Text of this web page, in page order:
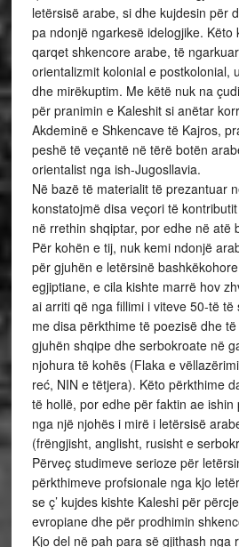
letërsisë arabe, si dhe kujdesin për
pa ndonjë ngarkesë idelogjike. Këto
qarqet shkencore arabe, të
orientalizmit kolonial e postkolonial,
dhe mirëkuptim. Me këtë nuk na
për pranimin e Kaleshit si anëtar
Akdeminë e Shkencave të Kajros,
peshë të veçantë në tërë botën
orientalist nga ish-Jugosllavia.
Në bazë të materialit të prezantuar
konstatojmë disa veçori të
në rrethin shqiptar, por edhe në atë
Për kohën e tij, nuk kemi ndonjë
për gjuhën e letërsinë
egjiptiane, e cila kishte marrë hov
ai arriti që nga fillimi i viteve 50-të të
me disa përkthime të poezisë dhe
gjuhën shqipe dhe serbokroate në
njohura të kohës (Flaka e
reć, NIN e tëtjera). Këto përkthime
të hollë, por edhe për faktin ae
nga një njohës i mirë i letërsisë
(frëngjisht, anglisht, rusisht e
Përveç studimeve serioze për
përkthimeve profsionale nga kjo
se ç’ kujdes kishte Kaleshi për
evropiane dhe për prodhimin
Kjo del në pah para së gjithash nga